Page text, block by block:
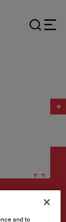
and to